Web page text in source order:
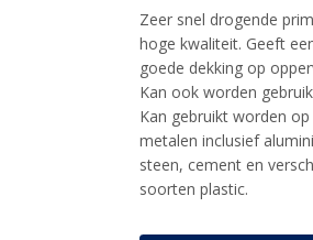
Zeer snel drogende
hoge kwaliteit. Geeft
goede dekking op
Kan ook worden
Kan gebruikt worden
metalen inclusief
steen, cement en
soorten plastic.